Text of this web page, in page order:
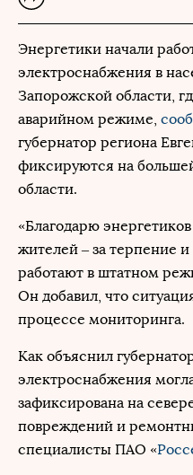
Энергетики начали
электроснабжения в
Запорожской области,
аварийном режиме,
губернатор региона
фиксируются на
области.
«Благодарю
жителей – за терпение
работают в штатном
Он добавил, что
процессе мониторинга.
Как объяснил
электроснабжения
зафиксирована на
повреждений и
специалисты ПАО «